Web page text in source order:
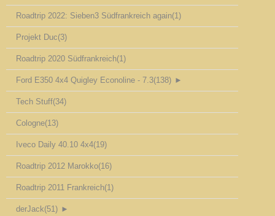
Roadtrip 2022: Sieben3 Südfrankreich again(1)
Projekt Duc(3)
Roadtrip 2020 Südfrankreich(1)
Ford E350 4x4 Quigley Econoline - 7.3(138) ►
Tech Stuff(34)
Cologne(13)
Iveco Daily 40.10 4x4(19)
Roadtrip 2012 Marokko(16)
Roadtrip 2011 Frankreich(1)
derJack(51) ►